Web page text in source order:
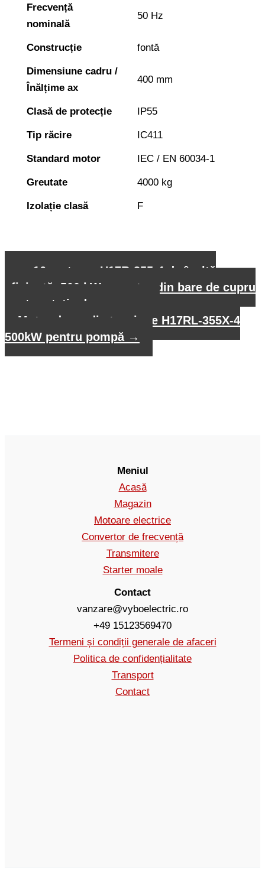
Frecvență
nominală
50 Hz
Construcție fontă
Dimensiune cadru /
Înălțime ax
400 mm
Clasă de protecție IP55
Tip răcire IC411
Standard motor IEC / EN 60034-1
Greutate 4000 kg
Izolație clasă F
16 motoare H17R-355-4 de înaltă
eficiență, 500 kW, cu rotor din bare de cupru
pentru stația de pompare
Motor de medie tensiune H17RL-355X-4
500kW pentru pompă →
Meniul
Acasă
Magazin
Motoare electrice
Convertor de frecvență
Transmitere
Starter moale
Contact
vanzare@vyboelectric.ro
+49 15123569470
Termeni și condiții generale de afaceri
Politica de confidențialitate
Transport
Contact